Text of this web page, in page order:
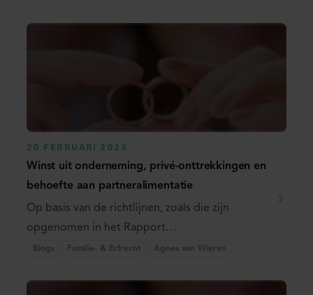
20 FEBRUARI 2023
Winst uit onderneming, privé-onttrekkingen en
behoefte aan partneralimentatie
Op basis van de richtlijnen, zoals die zijn
opgenomen in het Rapport
Alimentatienormen, wordt de ...
Blogs Familie- & Erfrecht Agnes van Wieren